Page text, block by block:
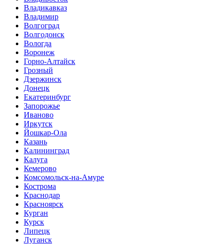
Владикавказ
Владимир
Волгоград
Волгодонск
Вологда
Воронеж
Горно-Алтайск
Грозный
Дзержинск
Донецк
Екатеринбург
Запорожье
Иваново
Иркутск
Йошкар-Ола
Казань
Калининград
Калуга
Кемерово
Комсомольск-на-Амуре
Кострома
Краснодар
Красноярск
Курган
Курск
Липецк
Луганск